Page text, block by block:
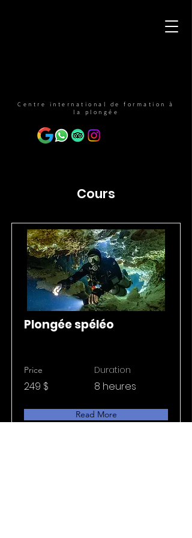
Centre international de formation à
la plongée
Cours
Plongée spéléo
Price
249 $
Duration
8 heures
Read More